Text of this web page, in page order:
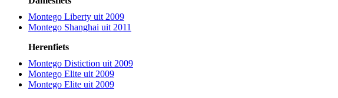
Montego Liberty uit 2009
Montego Shanghai uit 2011
Herenfiets
Montego Distiction uit 2009
Montego Elite uit 2009
Montego Elite uit 2009